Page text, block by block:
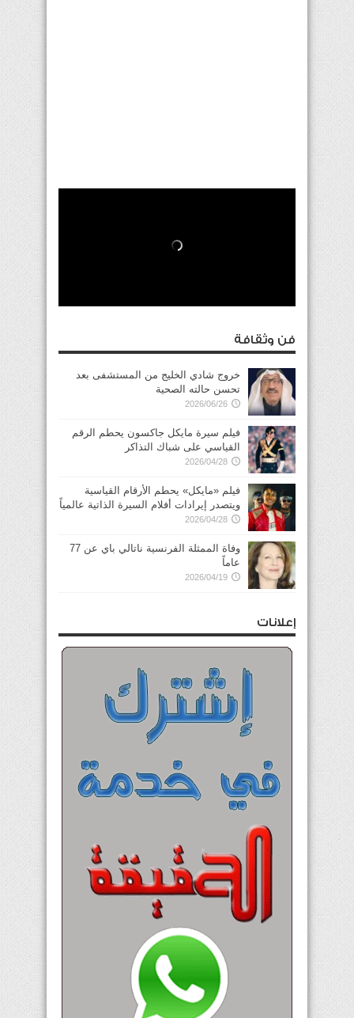
فن وثقافة
خروج شادي الخليج من المستشفى بعد
تحسن حالته الصحية
2026/06/26
فيلم سيرة مايكل جاكسون يحطم الرقم
القياسي على شباك التذاكر
2026/04/28
فيلم «مايكل» يحطم الأرقام القياسية
ويتصدر إيرادات أفلام السيرة الذاتية عالمياً
2026/04/28
وفاة الممثلة الفرنسية ناتالي باي عن 77
عاماً
2026/04/19
إعلانات